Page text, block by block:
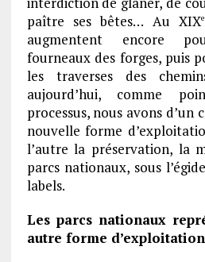
paître ses bêtes… Au XIXe
augmentent encore
fourneaux des forges, puis
les traverses des
aujourd’hui, comme
processus, nous avons d’un
nouvelle forme
l’autre la préservation, la
parcs nationaux, sous
labels.
Les parcs nationaux
autre forme